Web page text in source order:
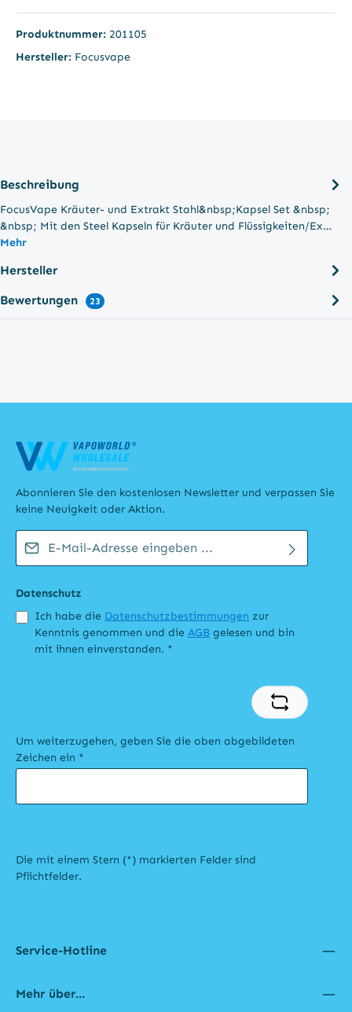
Produktnummer: 201105
Hersteller: Focusvape
Beschreibung
FocusVape Kräuter- und Extrakt Stahl&nbsp;Kapsel Set &nbsp;
&nbsp; Mit den Steel Kapseln für Kräuter und Flüssigkeiten/Ex…
Mehr
Hersteller
Bewertungen
23
Abonnieren Sie den kostenlosen Newsletter und verpassen Sie
keine Neuigkeit oder Aktion.
Datenschutz
Ich habe die Datenschutzbestimmungen zur
Kenntnis genommen und die AGB gelesen und bin
mit ihnen einverstanden. *
Um weiterzugehen, geben Sie die oben abgebildeten
Zeichen ein *
Die mit einem Stern (*) markierten Felder sind
Pflichtfelder.
Service-Hotline
Mehr über...